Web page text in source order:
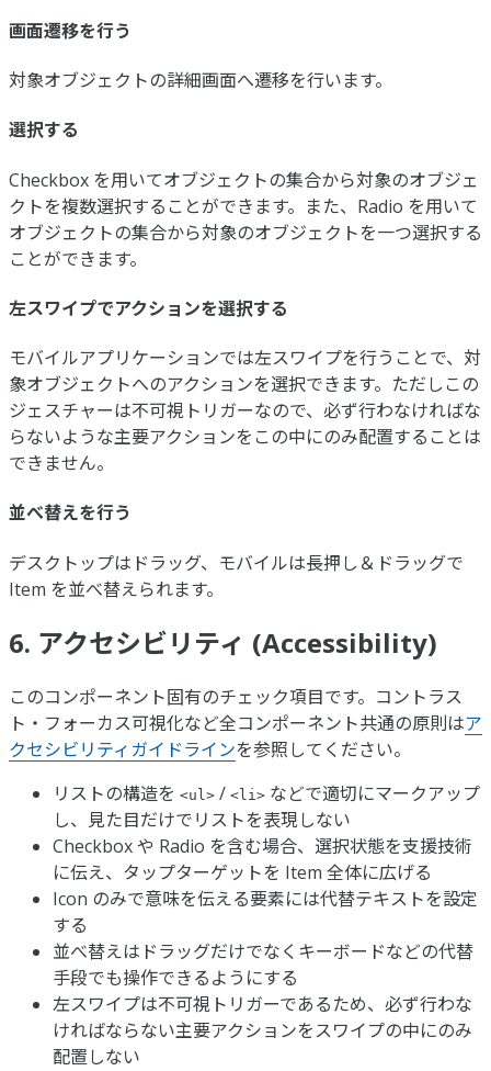
画面遷移を行う
対象オブジェクトの詳細画面へ遷移を行います。
選択する
Checkbox を用いてオブジェクトの集合から対象のオブジェ
クトを複数選択することができます。また、Radio を用いて
オブジェクトの集合から対象のオブジェクトを一つ選択する
ことができます。
左スワイプでアクションを選択する
モバイルアプリケーションでは左スワイプを行うことで、対
象オブジェクトへのアクションを選択できます。ただしこの
ジェスチャーは不可視トリガーなので、必ず行わなければな
らないような主要アクションをこの中にのみ配置することは
できません。
並べ替えを行う
デスクトップはドラッグ、モバイルは長押し＆ドラッグで
Item を並べ替えられます。
6. アクセシビリティ (Accessibility)
このコンポーネント固有のチェック項目です。コントラス
ト・フォーカス可視化など全コンポーネント共通の原則はア
クセシビリティガイドラインを参照してください。
リストの構造を <ul> / <li> などで適切にマークアップ
し、見た目だけでリストを表現しない
Checkbox や Radio を含む場合、選択状態を支援技術
に伝え、タップターゲットを Item 全体に広げる
Icon のみで意味を伝える要素には代替テキストを設定
する
並べ替えはドラッグだけでなくキーボードなどの代替
手段でも操作できるようにする
左スワイプは不可視トリガーであるため、必ず行わな
ければならない主要アクションをスワイプの中にのみ
配置しない